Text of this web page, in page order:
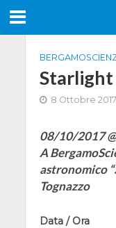
Starlight
8 Ottobre 2017
08/10/2017
A
astronomico
Tognazzo
Data / Ora